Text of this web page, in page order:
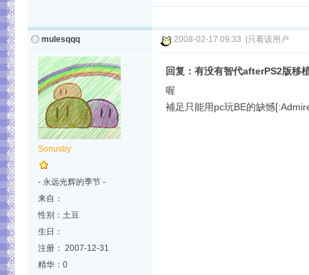
mulesqqq
Sonusby
- 永远光辉的季节 -
来自：
性别：土豆
生日：
注册： 2007-12-31
精华：0
2008-02-17 09:33 只看该用户
回复：有没有智代afterPS2版移
喔
補足只能用pc玩BE的缺憾